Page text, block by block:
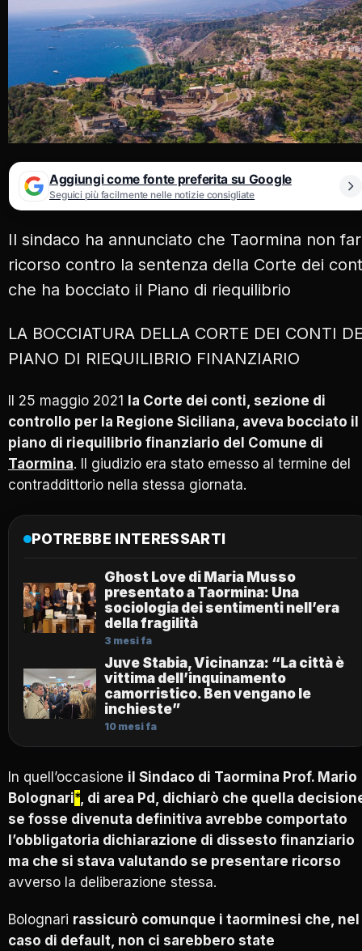
Aggiungi come fonte preferita su Google
Seguici più facilmente nelle notizie consigliate
Il sindaco ha annunciato che Taormina non
ricorso contro la sentenza della Corte dei
che ha bocciato il Piano di riequilibrio
LA BOCCIATURA DELLA CORTE DEI CONTI
PIANO DI RIEQUILIBRIO FINANZIARIO
Il 25 maggio 2021
la Corte dei conti, sezione di
controllo per la Regione Siciliana, aveva bocciato il
piano di riequilibrio finanziario del Comune di
Taormina. Il giudizio era stato emesso al termine del
contraddittorio nella stessa giornata.
POTREBBE INTERESSARTI
Ghost Love di Maria Musso
presentato a Taormina: Una
sociologia dei sentimenti nell’era
della fragilità
3 mesi fa
Juve Stabia, Vicinanza: “La città è
vittima dell’inquinamento
camorristico. Ben vengano le
inchieste”
10 mesi fa
In quell’occasione il Sindaco di Taormina Prof. Mario
Bolognari*, di area Pd, dichiarò che quella
se fosse divenuta definitiva avrebbe comportato
l’obbligatoria dichiarazione di dissesto finanziario
ma che si stava valutando se presentare ricorso
avverso la deliberazione stessa.
Bolognari rassicurò comunque i taorminesi che, nel
caso di default, non ci sarebbero state